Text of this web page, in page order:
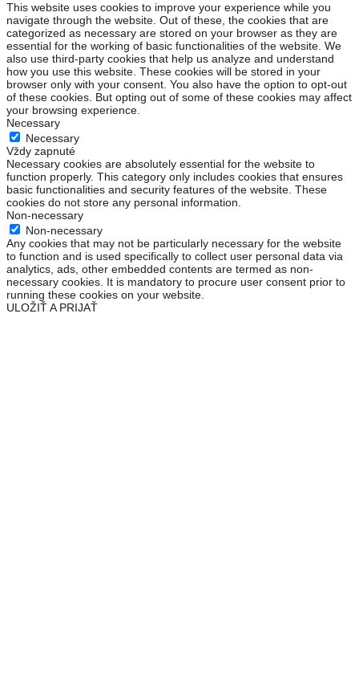
This website uses cookies to improve your experience while you
navigate through the website. Out of these, the cookies that are
categorized as necessary are stored on your browser as they are
essential for the working of basic functionalities of the website. We
also use third-party cookies that help us analyze and understand
how you use this website. These cookies will be stored in your
browser only with your consent. You also have the option to opt-out
of these cookies. But opting out of some of these cookies may affect
your browsing experience.
Necessary
Necessary
Vždy zapnuté
Necessary cookies are absolutely essential for the website to
function properly. This category only includes cookies that ensures
basic functionalities and security features of the website. These
cookies do not store any personal information.
Non-necessary
Non-necessary
Any cookies that may not be particularly necessary for the website
to function and is used specifically to collect user personal data via
analytics, ads, other embedded contents are termed as non-
necessary cookies. It is mandatory to procure user consent prior to
running these cookies on your website.
ULOŽIŤ A PRIJAŤ